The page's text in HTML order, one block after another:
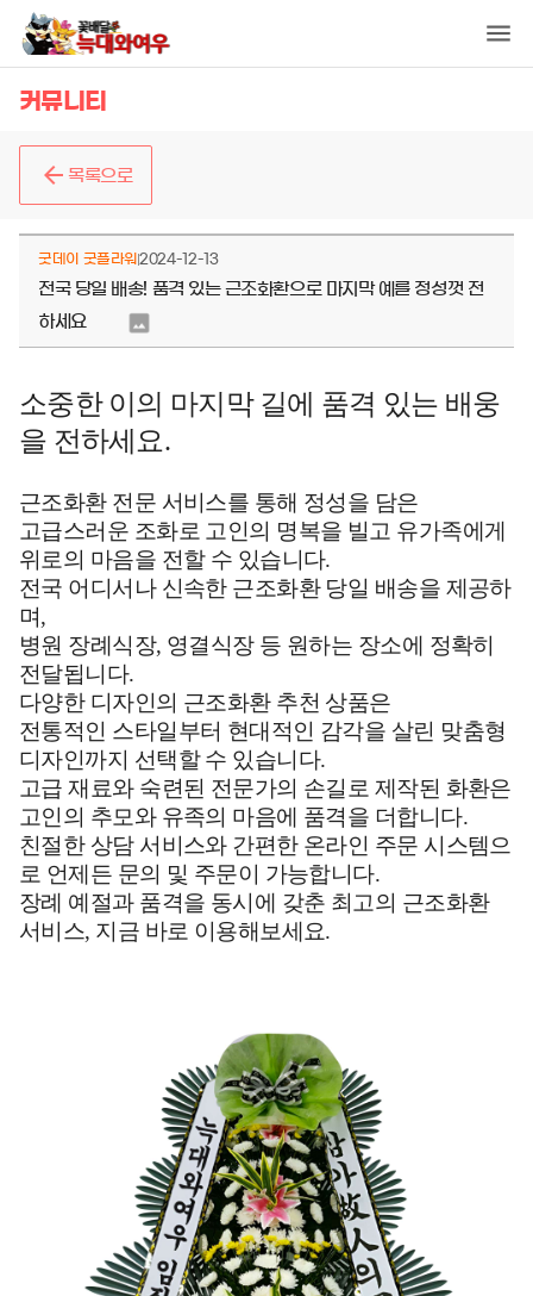
커뮤니티
목록으로
굿데이 굿플라워2024-12-13
전국 당일 배송! 품격 있는 근조화환으로 마지막 예를 정성껏 전
하세요
소중한 이의 마지막 길에 품격 있는 배웅
을 전하세요.
근조화환 전문 서비스를 통해 정성을 담은
고급스러운 조화로 고인의 명복을 빌고 유가족에게
위로의 마음을 전할 수 있습니다.
전국 어디서나 신속한 근조화환 당일 배송을 제공하
며,
병원 장례식장, 영결식장 등 원하는 장소에 정확히
전달됩니다.
다양한 디자인의 근조화환 추천 상품은
전통적인 스타일부터 현대적인 감각을 살린 맞춤형
디자인까지 선택할 수 있습니다.
고급 재료와 숙련된 전문가의 손길로 제작된 화환은
고인의 추모와 유족의 마음에 품격을 더합니다.
친절한 상담 서비스와 간편한 온라인 주문 시스템으
로 언제든 문의 및 주문이 가능합니다.
장례 예절과 품격을 동시에 갖춘 최고의 근조화환
서비스, 지금 바로 이용해보세요.